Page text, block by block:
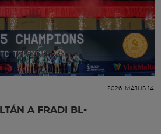
2026. MÁJUS 14.
A FRADI BL-